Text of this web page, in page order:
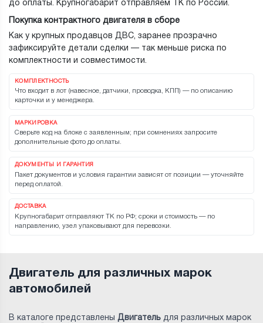
до оплаты. Крупногабарит отправляем ТК по России.
Покупка контрактного двигателя в сборе
Как у крупных продавцов ДВС, заранее прозрачно
зафиксируйте детали сделки — так меньше риска по
комплектности и совместимости.
КОМПЛЕКТНОСТЬ
Что входит в лот (навесное, датчики, проводка, КПП) — по описанию
карточки и у менеджера.
МАРКИРОВКА
Сверьте код на блоке с заявленным; при сомнениях запросите
дополнительные фото до оплаты.
ДОКУМЕНТЫ И ГАРАНТИЯ
Пакет документов и условия гарантии зависят от позиции — уточняйте
перед оплатой.
ДОСТАВКА
Крупногабарит отправляют ТК по РФ; сроки и стоимость — по
направлению, узел упаковывают для перевозки.
Двигатель для различных марок
автомобилей
В каталоге представлены Двигатель для различных марок